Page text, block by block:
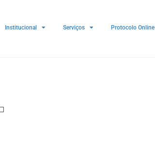
Institucional Serviços Protocolo Online